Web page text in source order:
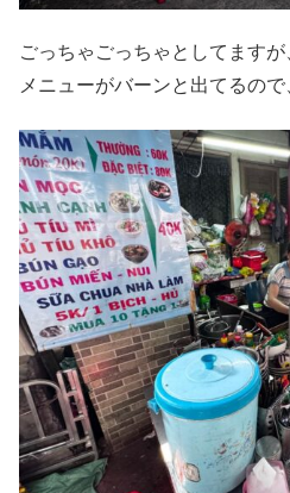
ごっちゃごっちゃとしてます
メニューがバーンと出てるので